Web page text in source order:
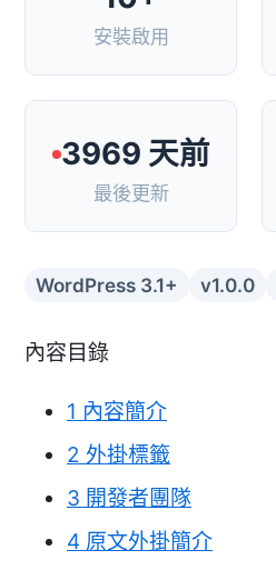
安裝啟用
3969 天前
最後更新
WordPress 3.1+ v1.0.0
內容目錄
1 內容簡介
2 外掛標籤
3 開發者團隊
4 原文外掛簡介